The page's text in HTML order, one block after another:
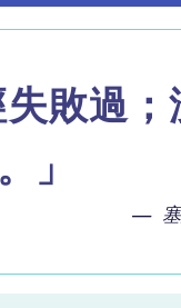
敗過
」
— 塞